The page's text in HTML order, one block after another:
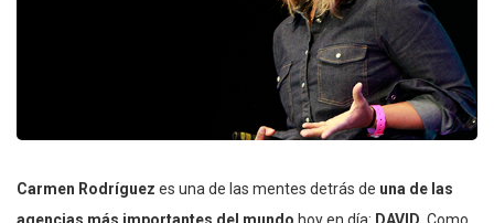
Carmen Rodríguez es una de las mentes detrás de una de las